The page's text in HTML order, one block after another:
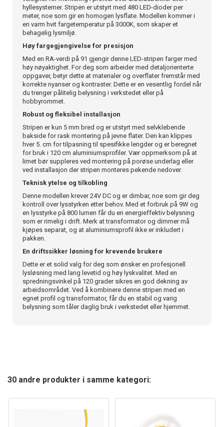
hyllesystemer. Stripen er utstyrt med 480 LED-dioder per
meter, noe som gir en homogen lysflate. Modellen kommer i
en varm hvit fargetemperatur på 3000K, som skaper et
behagelig lysmiljø.
Høy fargegjengivelse for presisjon
Med en RA-verdi på 91 gjengir denne LED-stripen farger med
høy nøyaktighet. For deg som arbeider med detaljorienterte
oppgaver, betyr dette at materialer og overflater fremstår med
korrekte nyanser og kontraster. Dette er en vesentlig fordel når
du trenger pålitelig belysning i verkstedet eller på
hobbyrommet.
Robust og fleksibel installasjon
Stripen er kun 5 mm bred og er utstyrt med selvklebende
bakside for rask montering på jevne flater. Den kan klippes
hver 5. cm for tilpasning til spesifikke lengder og er beregnet
for bruk i 120 cm aluminiumsprofiler. Vær oppmerksom på at
limet bør suppleres ved montering på porøse underlag eller
ved installasjon der stripen monteres pekende nedover.
Teknisk ytelse og tilkobling
Denne modellen krever 24V DC og er dimbar, noe som gir deg
kontroll over lysstyrken etter behov. Med et forbruk på 9W og
en lysstyrke på 800 lumen får du en energieffektiv belysning
som er rimelig i drift. Merk at transformator og dimmer må
kjøpes separat, og at aluminiumsprofil ikke er inkludert i
pakken.
En driftssikker løsning for krevende brukere
Dette er et solid valg for deg som ønsker en profesjonell
lysløsning med lang levetid og høy lyskvalitet. Med en
spredningsvinkel på 120 grader sikres en god dekning av
arbeidsområdet. Ved å kombinere denne stripen med en
egnet profil og transformator, får du en stabil og varig
belysning som tåler daglig bruk i verkstedet eller hjemmet.
30 andre produkter i samme kategori: